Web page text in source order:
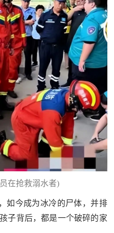
在抢救溺水者)
如今成为冰冷的尸体，并排
子背后，都是一个破碎的家